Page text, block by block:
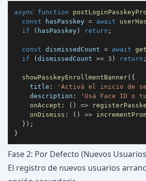
async function
const hasPasskey = await
if
( hasPasskey) return ;
const dismissedCount = await
if
(dismissedCount >= 3 ) return ;
showPasskeyEnrollmentBanner( {
    title
: 'Activá el inicio de
    description
:
'Usá Face ID o
onAccept : ( ) =>
onDismiss : ( ) =>
} ) ;
}
Fase 2: Por Defecto (Nuevos
El registro de nuevos usuarios